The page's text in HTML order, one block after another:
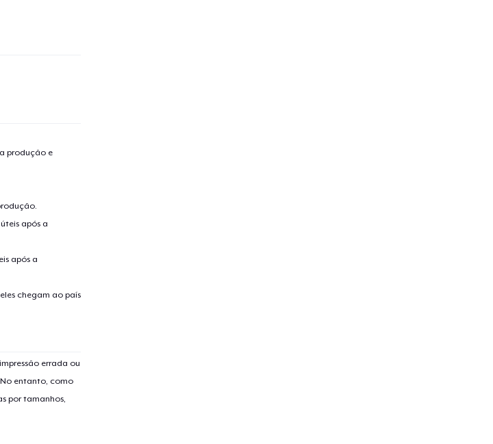
produção e
após a
após a
chegam ao país
errada ou
entanto, como
por tamanhos,